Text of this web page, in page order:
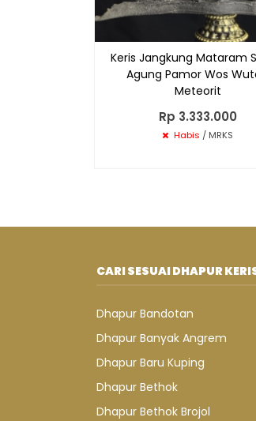
Keris Jangkung Mataram
Agung Pamor Wos
Meteorit
Rp 3.333.000
Habis / MRKS
CARI SESUAI DHAPUR
Dhapur Bandotan
Dhapur Banyak Angrem
Dhapur Baru Kuping
Dhapur Bethok
Dhapur Bethok Brojol